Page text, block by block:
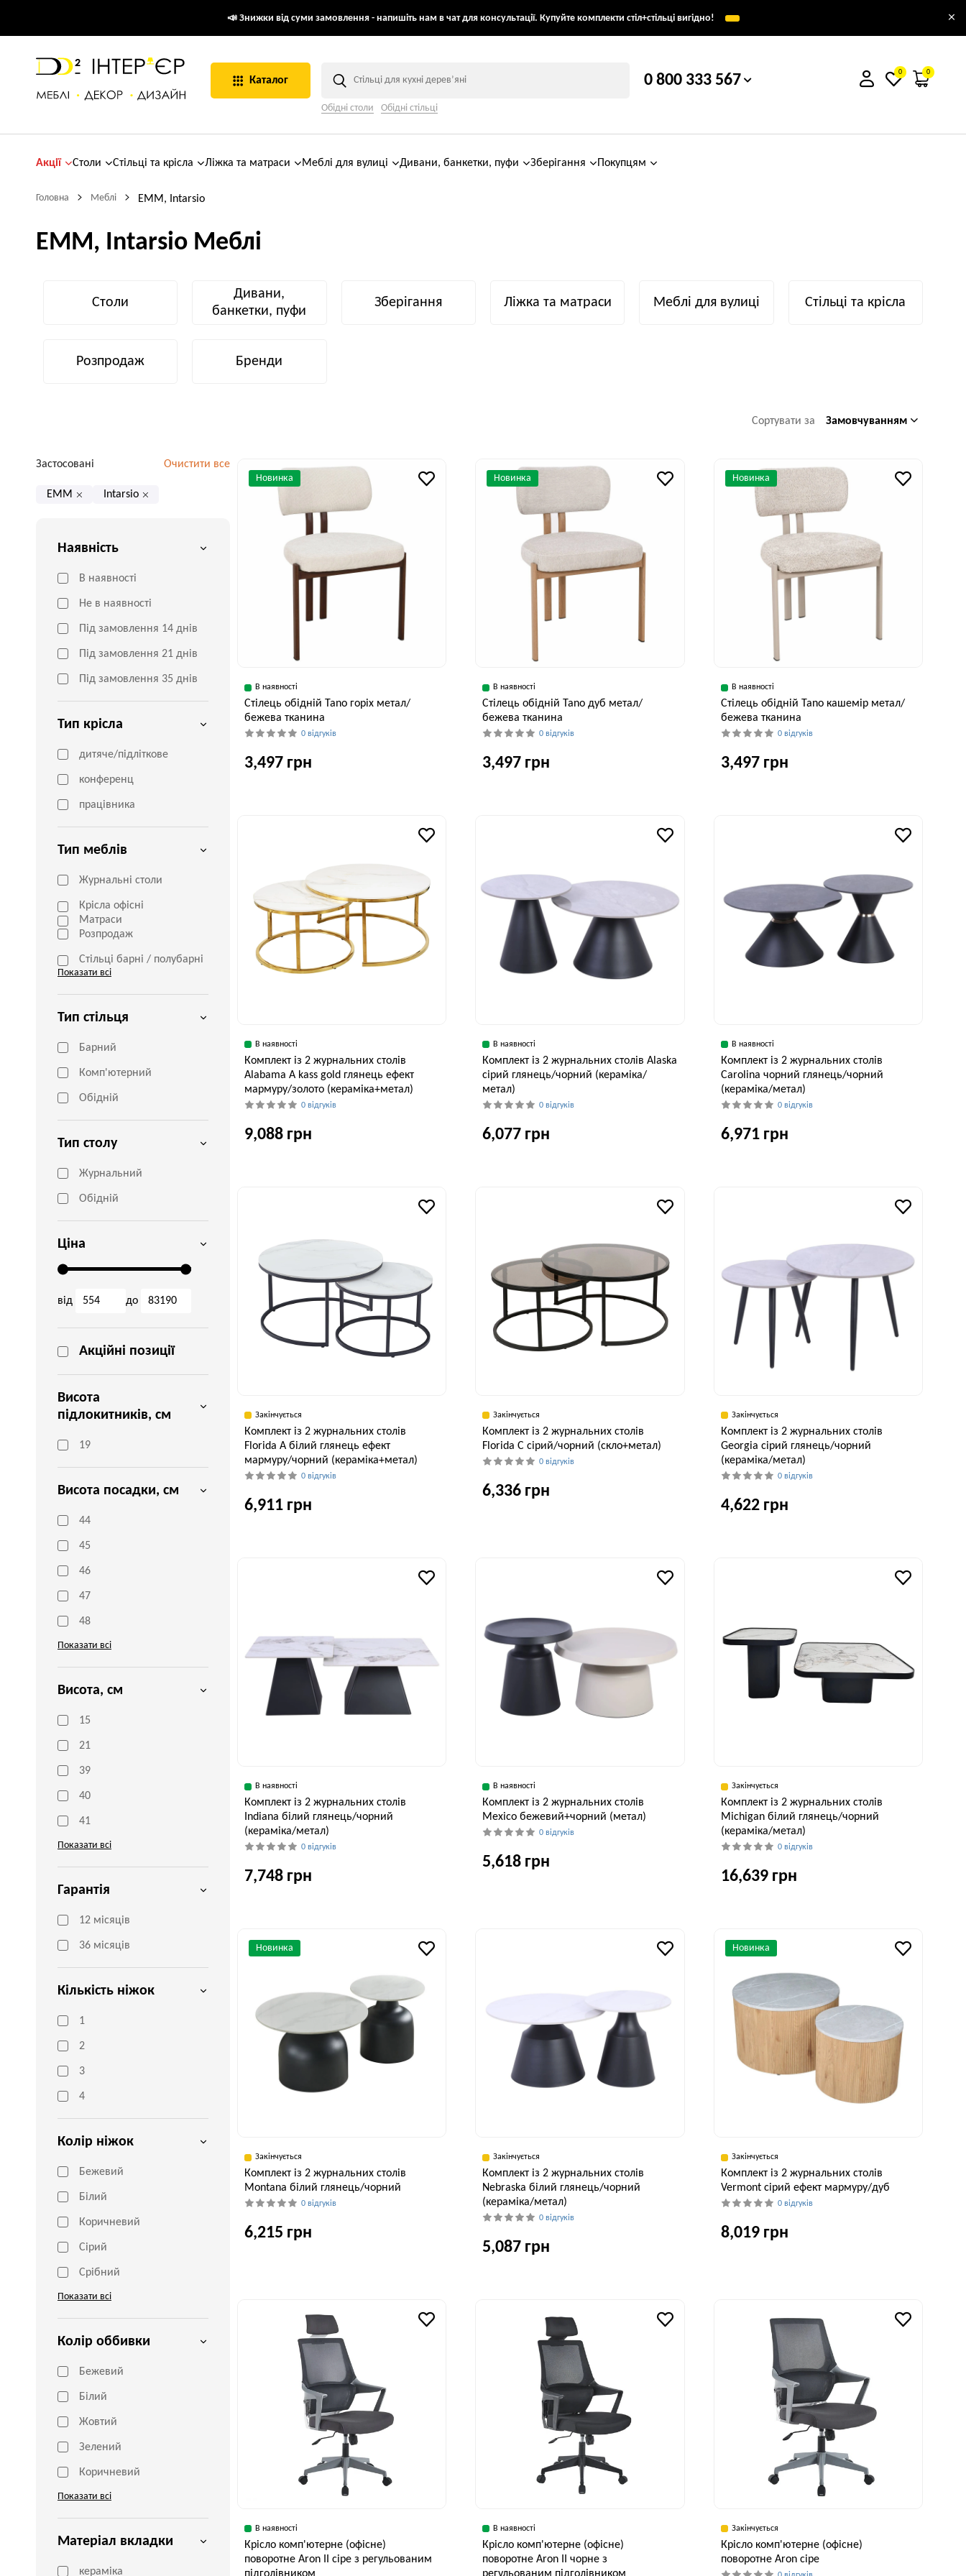
📣 Знижки від суми замовлення - напишіть нам в чат для консультації. Купуйте комплекти стіл+стільці вигідно! ×
Каталог
Обідні столи Обідні стільці
0 800 333 567 0 0
Акції Столи Стільці та крісла Ліжка та матраси Меблі для вулиці Дивани, банкетки, пуфи Зберігання Покупцям
Головна Меблі EMM, Intarsio
EMM, Intarsio Меблі
Столи
Дивани,
банкетки, пуфи
Зберігання Ліжка та матраси Меблі для вулиці Стільці та крісла
Розпродаж Бренди
Сортувати за Замовчуванням
Застосовані Очистити все
EMM Intarsio
Наявність
В наявності
Не в наявності
Під замовлення 14 днів
Під замовлення 21 днів
Під замовлення 35 днів
Тип крісла
дитяче/підліткове
конференц
працівника
Тип меблів
Журнальні столи
Крісла офісні
Матраси
Розпродаж
Стільці барні / полубарні
Показати всі
Тип стільця
Барний
Комп'ютерний
Обідній
Тип столу
Журнальний
Обідній
Ціна
від до
Акційні позиції
Висота
підлокитників, см
19
Висота посадки, см
44
45
46
47
48
Показати всі
Висота, см
15
21
39
40
41
Показати всі
Гарантія
12 місяців
36 місяців
Кількість ніжок
1
2
3
4
Колір ніжок
Бежевий
Білий
Коричневий
Сірий
Срібний
Показати всі
Колір оббивки
Бежевий
Білий
Жовтий
Зелений
Коричневий
Показати всі
Матеріал вкладки
кераміка
Новинка
В наявності
Cтілець обідній Tano горіх метал/
бежева тканина
0 відгуків
3,497 грн
82 см
Новинка
В наявності
Cтілець обідній Tano дуб метал/
бежева тканина
0 відгуків
3,497 грн
82 см
Новинка
В наявності
Cтілець обідній Tano кашемір метал/
бежева тканина
0 відгуків
3,497 грн
82 см
В наявності
Комплект із 2 журнальних столів
Alabama A kass gold глянець ефект
мармуру/золото (кераміка+метал)
0 відгуків
9,088 грн
41 см
В наявності
Комплект із 2 журнальних столів Alaska
сірий глянець/чорний (кераміка/
метал)
0 відгуків
6,077 грн
40 см
В наявності
Комплект із 2 журнальних столів
Carolina чорний глянець/чорний
(кераміка/метал)
0 відгуків
6,971 грн
42 см
Закінчується
Комплект із 2 журнальних столів
Florida A білий глянець ефект
мармуру/чорний (кераміка+метал)
0 відгуків
6,911 грн
41 см
Закінчується
Комплект із 2 журнальних столів
Florida C сірий/чорний (скло+метал)
0 відгуків
6,336 грн
Закінчується
Комплект із 2 журнальних столів
Georgia сірий глянець/чорний
(кераміка/метал)
0 відгуків
4,622 грн
45 см
В наявності
Комплект із 2 журнальних столів
Indiana білий глянець/чорний
(кераміка/метал)
0 відгуків
7,748 грн
60 см 48 см
В наявності
Комплект із 2 журнальних столів
Mexico бежевий+чорний (метал)
0 відгуків
5,618 грн
Закінчується
Комплект із 2 журнальних столів
Michigan білий глянець/чорний
(кераміка/метал)
0 відгуків
16,639 грн
50 см 50 см
Новинка
Закінчується
Комплект із 2 журнальних столів
Montana білий глянець/чорний
0 відгуків
6,215 грн
Закінчується
Комплект із 2 журнальних столів
Nebraska білий глянець/чорний
(кераміка/метал)
0 відгуків
5,087 грн
43 см
Новинка
Закінчується
Комплект із 2 журнальних столів
Vermont сірий ефект мармуру/дуб
0 відгуків
8,019 грн
В наявності
Крісло комп'ютерне (офісне)
поворотне Aron II сіре з регульованим
підголівником
В наявності
Крісло комп'ютерне (офісне)
поворотне Aron II чорне з
регульованим підголівником
Закінчується
Крісло комп'ютерне (офісне)
поворотне Aron сіре